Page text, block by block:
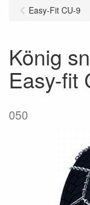
Easy-Fit CU-9
König
Easy-fit
050